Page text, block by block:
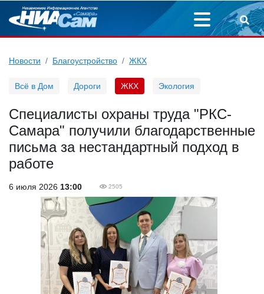
Новости Благоустройство ЖКХ
Всё в Дом Дороги ЖКХ Экология
Специалисты охраны труда "РКС-
Самара" получили благодарственные
письма за нестандартный подход в
работе
6 июля 2026 13:00 2505